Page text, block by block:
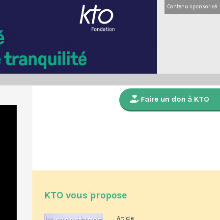
Contenu sponsorisé
Faire un don à KTO
KTO vous propose
Article